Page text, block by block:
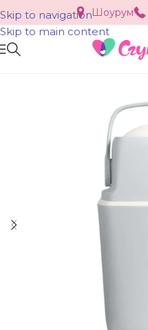
Skip to navigation
Skip to main content
Шоурум